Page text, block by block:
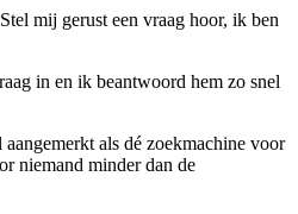
mij gerust een vraag hoor, ik ben
in en ik beantwoord hem zo snel
als dé zoekmachine voor
niemand minder dan de